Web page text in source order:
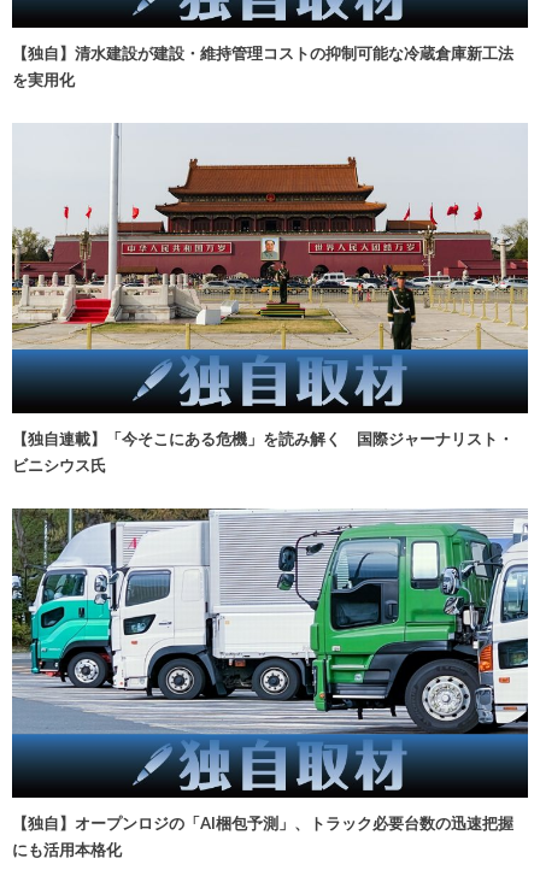
【独自】清水建設が建設・維持管理コストの抑制可能な冷蔵倉庫新工法
を実用化
【独自連載】「今そこにある危機」を読み解く 国際ジャーナリスト・
ビニシウス氏
【独自】オープンロジの「AI梱包予測」、トラック必要台数の迅速把握
にも活用本格化